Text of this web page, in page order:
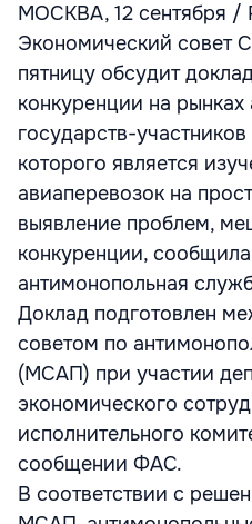
МОСКВА, 12 сентября /
Экономический совет
пятницу обсудит
конкуренции на рынках
государств-
которого является
авиаперевозок на
выявление проблем,
конкуренции,
антимонопольная
Доклад подготовлен
советом по
(МСАП) при участии
экономического
исполнительного
сообщении ФАС.
В соответствии с